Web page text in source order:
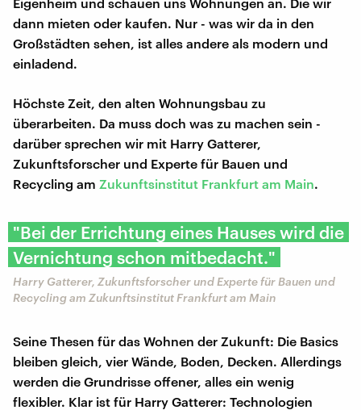
dann mieten oder kaufen. Nur - was wir da in den
Großstädten sehen, ist alles andere als modern und
einladend.
Höchste Zeit, den alten Wohnungsbau zu
überarbeiten. Da muss doch was zu machen sein -
darüber sprechen wir mit Harry Gatterer,
Zukunftsforscher und Experte für Bauen und
Recycling am Zukunftsinstitut Frankfurt am Main.
"Bei der Errichtung eines Hauses wird die
Vernichtung schon mitbedacht."
Harry Gatterer, Zukunftsforscher und Experte für Bauen und
Recycling am Zukunftsinstitut Frankfurt am Main
Seine Thesen für das Wohnen der Zukunft: Die Basics
bleiben gleich, vier Wände, Boden, Decken. Allerdings
werden die Grundrisse offener, alles ein wenig
flexibler. Klar ist für Harry Gatterer: Technologien